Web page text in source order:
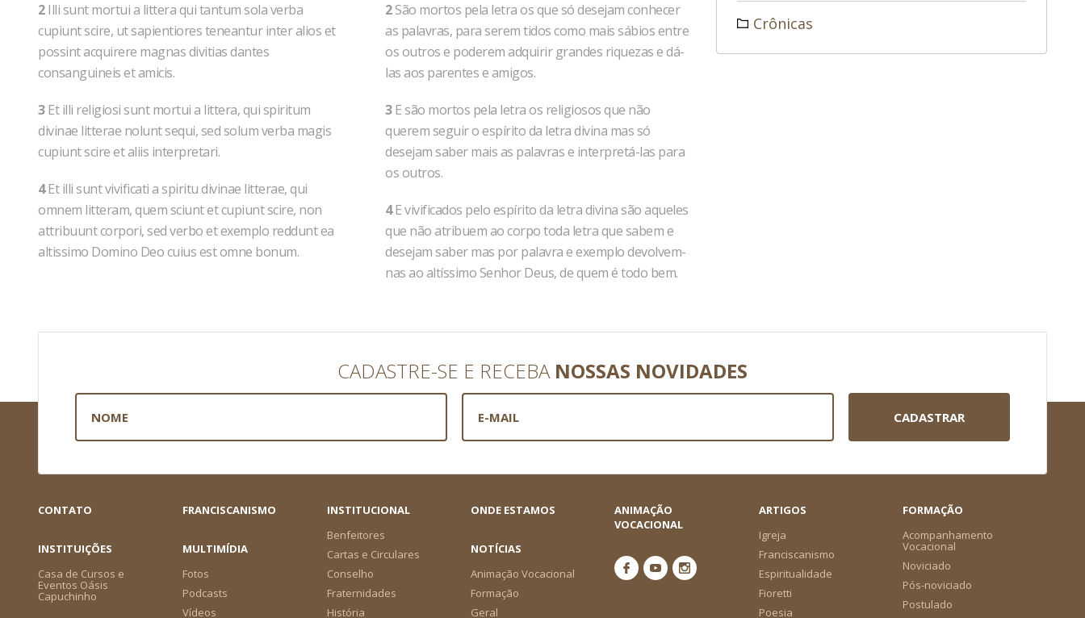
2Illi sunt mortui a littera qui tantum sola verba
cupiunt scire, ut sapientiores teneantur inter alios et
possint acquirere magnas divitias dantes
consanguineis et amicis.
3Et illi religiosi sunt mortui a littera, qui spiritum
divinae litterae nolunt sequi, sed solum verba magis
cupiunt scire et aliis interpretari.
4Et illi sunt vivificati a spiritu divinae litterae, qui
omnem litteram, quem sciunt et cupiunt scire, non
attribuunt corpori, sed verbo et exemplo reddunt ea
altissimo Domino Deo cuius est omne bonum.
2São mortos pela letra os que só desejam conhecer
as palavras, para serem tidos como mais sábios entre
os outros e pode­rem adqui­rir grandes riquezas e dá-
las aos parentes e amigos.
3E são mortos pela letra os religiosos que não
querem seguir o espírito da letra di­vina mas só
desejam saber mais as palavras e interpretá-las pa­ra
os outros.
4E vivificados pelo espírito da letra divina são aqueles
que não atribuem ao corpo toda letra que sabem e
desejam saber mas por palavra e exemplo devolvem-
nas ao al­tíssimo Senhor Deus, de quem é todo bem.
Crônicas
CADASTRE-SE E RECEBA NOSSAS NOVIDADES
CADASTRAR
CONTATO FRANCISCANISMO
INSTITUCIONAL
Benfeitores
Cartas e Circulares
Conselho
Fraternidades
História
ONDE ESTAMOS
ANIMAÇÃO
VOCACIONAL
ARTIGOS
Igreja
Franciscanismo
Espiritualidade
Fioretti
Poesia
FORMAÇÃO
Acompanhamento
Vocacional
Noviciado
Pós-noviciado
Postulado
INSTITUIÇÕES
Casa de Cursos e
Eventos Oásis
Capuchinho
MULTIMÍDIA
Fotos
Podcasts
Vídeos
NOTÍCIAS
Animação Vocacional
Formação
Geral